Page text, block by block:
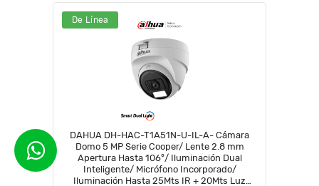
De Línea
DAHUA DH-HAC-T1A51N-U-IL-A- Cámara
Domo 5 MP Serie Cooper/ Lente 2.8 mm
Apertura Hasta 106°/ Iluminación Dual
Inteligente/ Micrófono Incorporado/
Iluminación Hasta 25Mts IR + 20Mts Luz